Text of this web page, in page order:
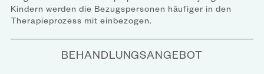
Kindern werden die Bezugspersonen häufiger in den
Therapieprozess mit einbezogen.
BEHANDLUNGSANGEBOT